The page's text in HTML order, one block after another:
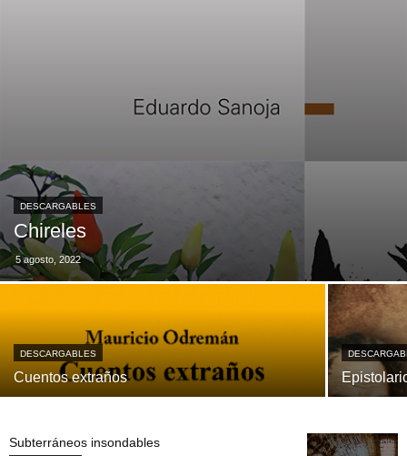
DESCARGABLES
Chireles
5 agosto, 2022
DESCARGABLES
Cuentos extraños
Subterráneos insondables